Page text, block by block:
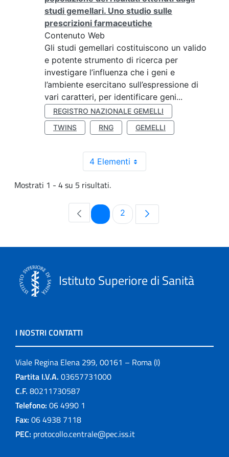
studi gemellari. Uno studio sulle
prescrizioni farmaceutiche
Contenuto Web
Gli studi gemellari costituiscono un valido
e potente strumento di ricerca per
investigare l’influenza che i geni e
l’ambiente esercitano sull’espressione di
vari caratteri, per identificare geni...
REGISTRO NAZIONALE GEMELLI
TWINS
RNG GEMELLI
4 Elementi
Mostrati 1 - 4 su 5 risultati.
PaginaPagina
2
Istituto Superiore di Sanità
I NOSTRI CONTATTI
Viale Regina Elena 299, 00161 – Roma (I)
Partita I.V.A. 03657731000
C.F. 80211730587
Telefono: 06 4990 1
Fax: 06 4938 7118
PEC: protocollo.centrale@pec.iss.it